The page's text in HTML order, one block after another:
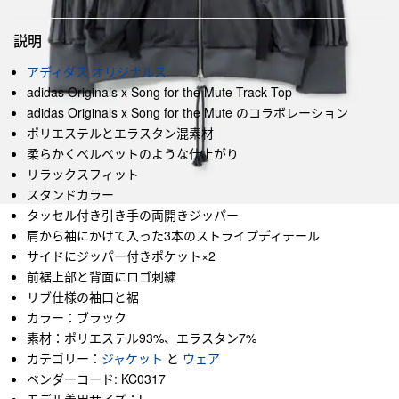
説明
アディダス オリジナルス
adidas Originals x Song for the Mute Track Top
adidas Originals x Song for the Mute のコラボレーション
ポリエステルとエラスタン混素材
柔らかくベルベットのような仕上がり
リラックスフィット
スタンドカラー
タッセル付き引き手の両開きジッパー
肩から袖にかけて入った3本のストライプディテール
サイドにジッパー付きポケット×2
前裾上部と背面にロゴ刺繍
リブ仕様の袖口と裾
カラー：ブラック
素材：ポリエステル93%、エラスタン7%
カテゴリー： ジャケット と ウェア
ベンダーコード: KC0317